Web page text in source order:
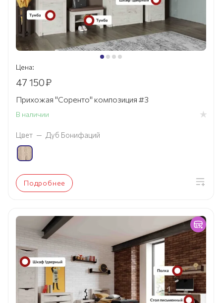
Цена:
47 150₽
Прихожая "Соренто" композиция #3
В наличии
Цвет — Дуб Бонифаций
Подробнее